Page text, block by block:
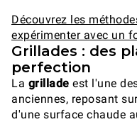
Découvrez les
expérimenter avec un
Grillades : des
perfection
La grillade est l'une
anciennes, reposant
d'une surface chaude